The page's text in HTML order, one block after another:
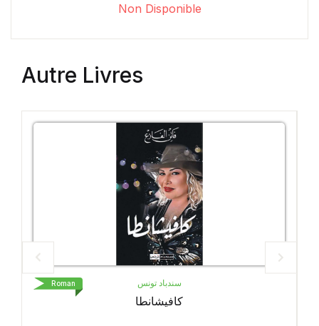
Non Disponible
Autre Livres
سندباد تونس
كافيشانطا
Roman